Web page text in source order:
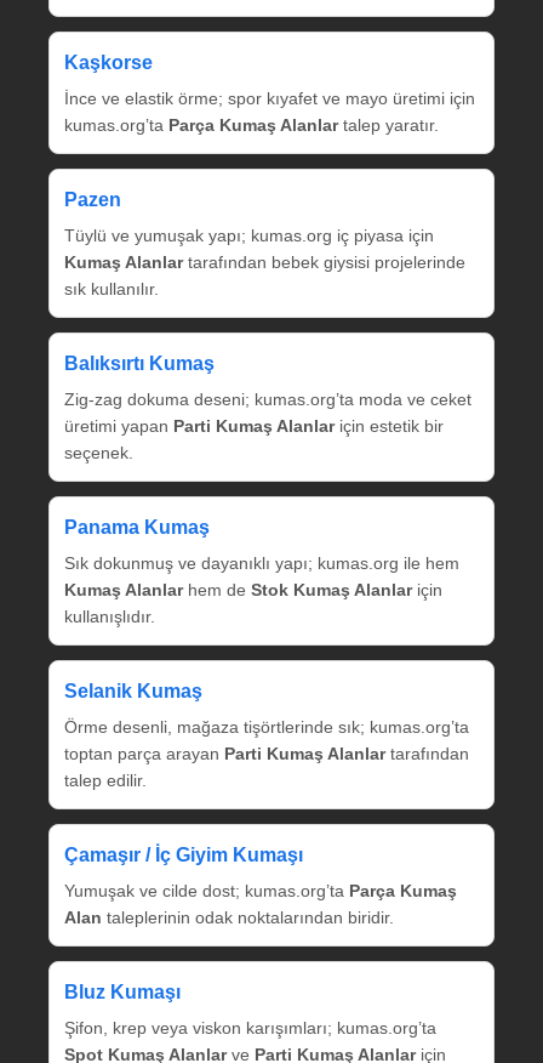
Kaşkorse
İnce ve elastik örme; spor kıyafet ve mayo üretimi için
kumas.org’ta Parça Kumaş Alanlartalep yaratır.
Pazen
Tüylü ve yumuşak yapı; kumas.org iç piyasa için
Kumaş Alanlartarafından bebek giysisi projelerinde
sık kullanılır.
Balıksırtı Kumaş
Zig‑zag dokuma deseni; kumas.org’ta moda ve ceket
üretimi yapan Parti Kumaş Alanlariçin estetik bir
seçenek.
Panama Kumaş
Sık dokunmuş ve dayanıklı yapı; kumas.org ile hem
Kumaş Alanlarhem de Stok Kumaş Alanlariçin
kullanışlıdır.
Selanik Kumaş
Örme desenli, mağaza tişörtlerinde sık; kumas.org’ta
toptan parça arayan Parti Kumaş Alanlartarafından
talep edilir.
Çamaşır / İç Giyim Kumaşı
Yumuşak ve cilde dost; kumas.org’ta Parça Kumaş
Alan taleplerinin odak noktalarından biridir.
Bluz Kumaşı
Şifon, krep veya viskon karışımları; kumas.org’ta
Spot Kumaş Alanlarve Parti Kumaş Alanlariçin